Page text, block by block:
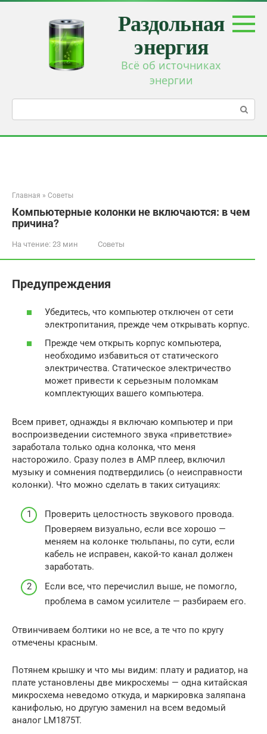
Перейти
Раздольная
энергия
Всё об источниках
энергии
Главная » Советы
Компьютерные колонки не включаются: в чем
причина?
На чтение: 23 мин Советы
Предупреждения
Убедитесь, что компьютер отключен от сети
электропитания, прежде чем открывать корпус.
Прежде чем открыть корпус компьютера,
необходимо избавиться от статического
электричества. Статическое электричество
может привести к серьезным поломкам
комплектующих вашего компьютера.
Всем привет, однажды я включаю компьютер и при
воспроизведении системного звука «приветствие»
заработала только одна колонка, что меня
насторожило. Сразу полез в АМР плеер, включил
музыку и сомнения подтвердились (о неисправности
колонки). Что можно сделать в таких ситуациях:
Проверить целостность звукового провода.
Проверяем визуально, если все хорошо —
меняем на колонке тюльпаны, по сути, если
кабель не исправен, какой-то канал должен
заработать.
Если все, что перечислил выше, не помогло,
проблема в самом усилителе — разбираем его.
Отвинчиваем болтики но не все, а те что по кругу
отмечены красным.
Потянем крышку и что мы видим: плату и радиатор, на
плате установлены две микросхемы — одна китайская
микросхема неведомо откуда, и маркировка заляпана
канифолью, но другую заменил на всем ведомый
аналог LM1875T.